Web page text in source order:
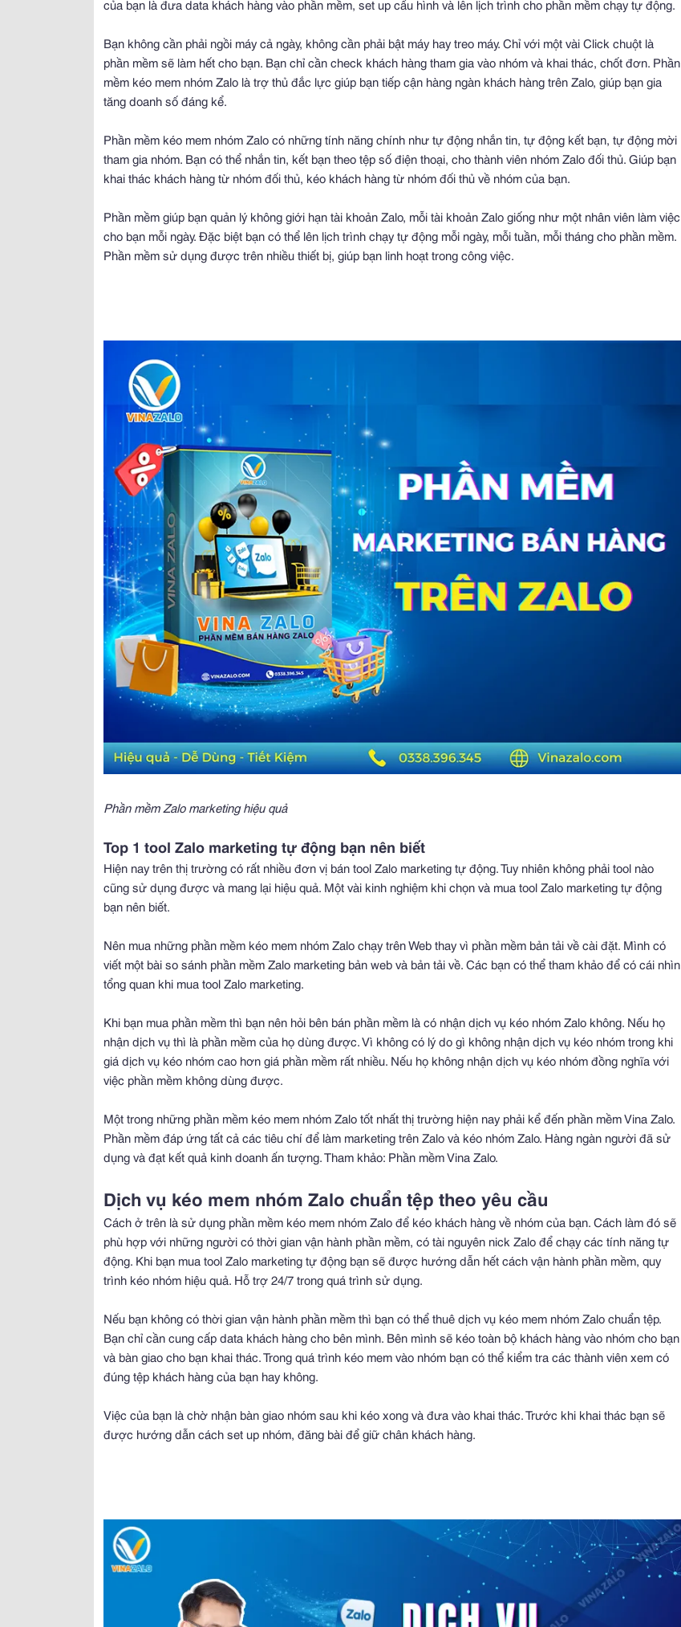
của bạn là đưa data khách hàng vào phần mềm, set up cấu hình và lên lịch trình cho phần mềm chạy tự động.
Bạn không cần phải ngồi máy cả ngày, không cần phải bật máy hay treo máy. Chỉ với một vài Click chuột là
phần mềm sẽ làm hết cho bạn. Bạn chỉ cần check khách hàng tham gia vào nhóm và khai thác, chốt đơn. Phần
mềm kéo mem nhóm Zalo là trợ thủ đắc lực giúp bạn tiếp cận hàng ngàn khách hàng trên Zalo, giúp bạn gia
tăng doanh số đáng kể.
Phần mềm kéo mem nhóm Zalo có những tính năng chính như tự động nhắn tin, tự động kết bạn, tự động mời
tham gia nhóm. Bạn có thể nhắn tin, kết bạn theo tệp số điện thoại, cho thành viên nhóm Zalo đối thủ. Giúp bạn
khai thác khách hàng từ nhóm đối thủ, kéo khách hàng từ nhóm đối thủ về nhóm của bạn.
Phần mềm giúp bạn quản lý không giới hạn tài khoản Zalo, mỗi tài khoản Zalo giống như một nhân viên làm việc
cho bạn mỗi ngày. Đặc biệt bạn có thể lên lịch trình chạy tự động mỗi ngày, mỗi tuần, mỗi tháng cho phần mềm.
Phần mềm sử dụng được trên nhiều thiết bị, giúp bạn linh hoạt trong công việc.
Phần mềm Zalo marketing hiệu quả
Top 1 tool Zalo marketing tự động bạn nên biết
Hiện nay trên thị trường có rất nhiều đơn vị bán tool Zalo marketing tự động. Tuy nhiên không phải tool nào
cũng sử dụng được và mang lại hiệu quả. Một vài kinh nghiệm khi chọn và mua tool Zalo marketing tự động
bạn nên biết.
Nên mua những phần mềm kéo mem nhóm Zalo chạy trên Web thay vì phần mềm bản tải về cài đặt. Mình có
viết một bài so sánh phần mềm Zalo marketing bản web và bản tải về. Các bạn có thể tham khảo để có cái nhìn
tổng quan khi mua tool Zalo marketing.
Khi bạn mua phần mềm thì bạn nên hỏi bên bán phần mềm là có nhận dịch vụ kéo nhóm Zalo không. Nếu họ
nhận dịch vụ thì là phần mềm của họ dùng được. Vì không có lý do gì không nhận dịch vụ kéo nhóm trong khi
giá dịch vụ kéo nhóm cao hơn giá phần mềm rất nhiều. Nếu họ không nhận dịch vụ kéo nhóm đồng nghĩa với
việc phần mềm không dùng được.
Một trong những phần mềm kéo mem nhóm Zalo tốt nhất thị trường hiện nay phải kể đến phần mềm Vina Zalo.
Phần mềm đáp ứng tất cả các tiêu chí để làm marketing trên Zalo và kéo nhóm Zalo. Hàng ngàn người đã sử
dụng và đạt kết quả kinh doanh ấn tượng. Tham khảo: Phần mềm Vina Zalo.
Dịch vụ kéo mem nhóm Zalo chuẩn tệp theo yêu cầu
Cách ở trên là sử dụng phần mềm kéo mem nhóm Zalo để kéo khách hàng về nhóm của bạn. Cách làm đó sẽ
phù hợp với những người có thời gian vận hành phần mềm, có tài nguyên nick Zalo để chạy các tính năng tự
động. Khi bạn mua tool Zalo marketing tự động bạn sẽ được hướng dẫn hết cách vận hành phần mềm, quy
trình kéo nhóm hiệu quả. Hỗ trợ 24/7 trong quá trình sử dụng.
Nếu bạn không có thời gian vận hành phần mềm thì bạn có thể thuê dịch vụ kéo mem nhóm Zalo chuẩn tệp.
Bạn chỉ cần cung cấp data khách hàng cho bên mình. Bên mình sẽ kéo toàn bộ khách hàng vào nhóm cho bạn
và bàn giao cho bạn khai thác. Trong quá trình kéo mem vào nhóm bạn có thể kiểm tra các thành viên xem có
đúng tệp khách hàng của bạn hay không.
Việc của bạn là chờ nhận bàn giao nhóm sau khi kéo xong và đưa vào khai thác. Trước khi khai thác bạn sẽ
được hướng dẫn cách set up nhóm, đăng bài để giữ chân khách hàng.